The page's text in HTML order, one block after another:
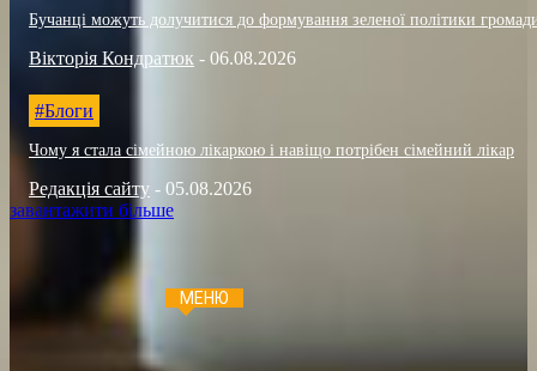
Бучанці можуть долучитися до формування зеленої політики
Вікторія Кондратюк - 06.08.2026
#Блоги
Чому я стала сімейною лікаркою і навіщо потрібен сімейний лікар
Редакція сайту - 05.08.2026
завантажити більше
МЕНЮ